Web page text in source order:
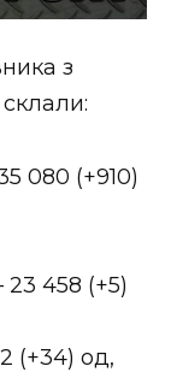
з
080 (+910)
458 (+5)
(+34) од,